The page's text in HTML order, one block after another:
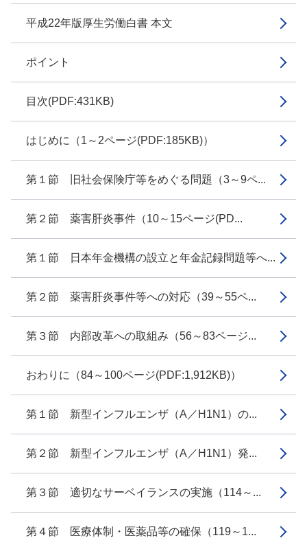
平成22年版厚生労働白書 本文
ポイント
目次(PDF:431KB)
はじめに（1～2ページ(PDF:185KB)）
第１節 旧社会保険庁等をめぐる問題（3～9ペ...
第２節 薬害肝炎事件（10～15ページ(PD...
第１節 日本年金機構の設立と年金記録問題等へ...
第２節 薬害肝炎事件等への対応（39～55ペ...
第３節 内部改革への取組み（56～83ページ...
おわりに（84～100ページ(PDF:1,912KB)）
第１節 新型インフルエンザ（A／H1N1）の...
第２節 新型インフルエンザ（A／H1N1）発...
第３節 適切なサーベイランスの実施（114～...
第４節 医療体制・医薬品等の確保（119～1...